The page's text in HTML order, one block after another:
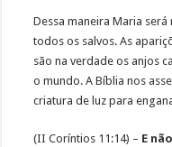
Dessa maneira Maria
todos os salvos. As
são na verdade os anjos
o mundo. A Bíblia nos
criatura de luz para
(II Coríntios 11:14) – E